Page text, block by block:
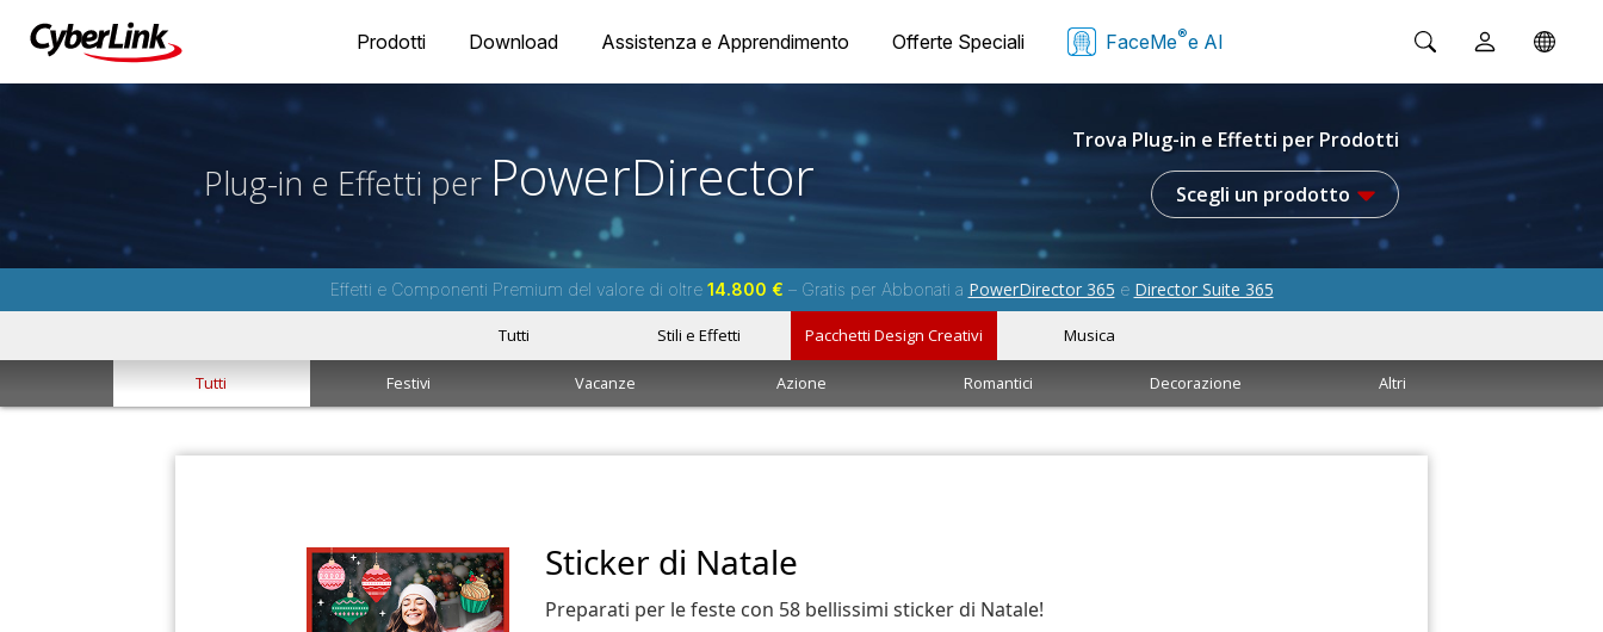
Prodotti Download Assistenza e Apprendimento Offerte Speciali FaceMe®e AI
Plug-in e Effetti per PowerDirector
Trova Plug-in e Effetti per Prodotti
Scegli un prodotto
Effetti e Componenti Premium del valore di oltre 14.800 € – Gratis per Abbonati a PowerDirector 365 e Director Suite 365
Tutti Stili e Effetti Pacchetti Design Creativi Musica
Tutti Festivi Vacanze Azione Romantici Decorazione Altri
Sticker di Natale
Preparati per le feste con 58 bellissimi sticker di Natale!